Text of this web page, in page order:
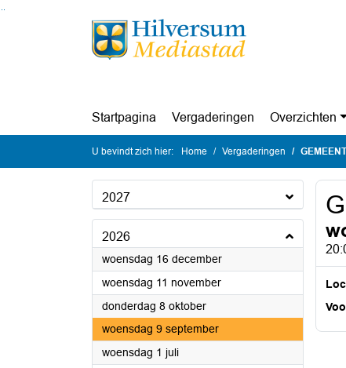
Ga naar de inhoud van deze pagina
Ga naar het zoeken
Ga naar het menu
Startpagina Vergaderingen Overzichten
U bevindt zich hier: Home Vergaderingen
2027
2026
woensdag 16 december2026
woensdag 11 november2026
donderdag 8 oktober2026
woensdag 9 september2026
woensdag 1 juli2026